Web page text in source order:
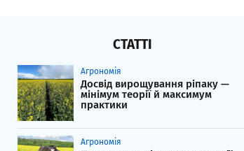
СТАТТІ
Агрономія
Досвід вирощування ріпаку —
мінімум теорії й максимум
практики
Агрономія